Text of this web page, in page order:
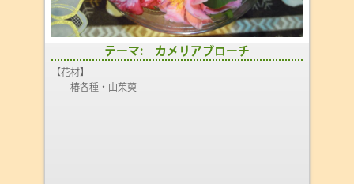
テーマ: カメリアブローチ
【花材】
椿各種・山茱萸